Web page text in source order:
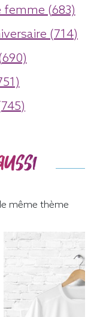
femme (683)
(714)
même thème